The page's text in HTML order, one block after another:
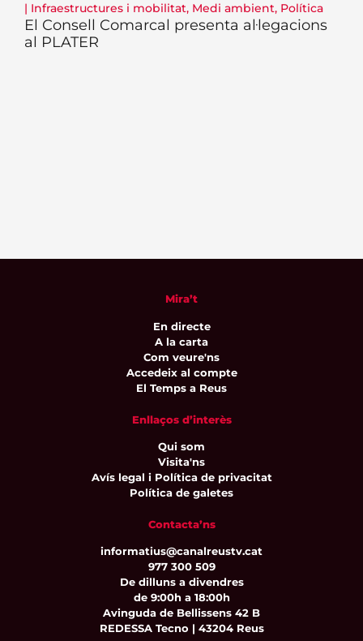
| Infraestructures i mobilitat, Medi ambient, Política
El Consell Comarcal presenta al·legacions
al PLATER
Mira’t
En directe
A la carta
Com veure'ns
Accedeix al compte
El Temps a Reus
Enllaços d’interès
Qui som
Visita'ns
Avís legal i Política de privacitat
Política de galetes
Contacta’ns
informatius@canalreustv.cat
977 300 509
De dilluns a divendres
de 9:00h a 18:00h
Avinguda de Bellissens 42 B
REDESSA Tecno | 43204 Reus